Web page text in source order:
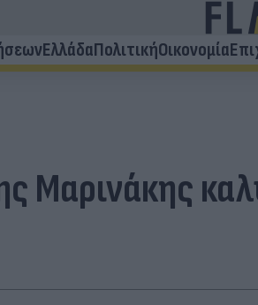
ΕλλάδαΠολιτικήΟικονομία
Μαρινάκης